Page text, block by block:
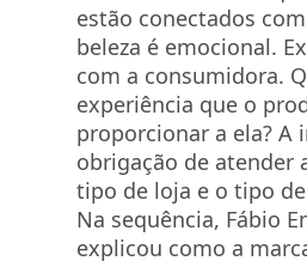
estão conectados com
beleza é emocional.
com a consumidora.
experiência que o
proporcionar a ela? A
obrigação de atender
tipo de loja e o tipo
Na sequência, Fábio
explicou como a